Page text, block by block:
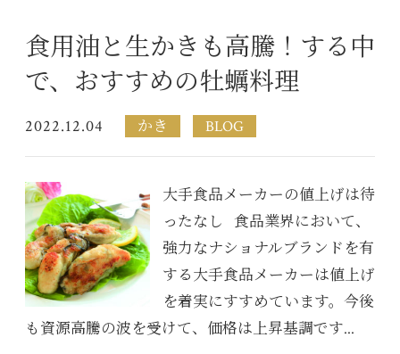
食用油と生かきも高騰！する中
で、おすすめの牡蠣料理
2022.12.04 かき BLOG
大手食品メーカーの値上げは待
ったなし 食品業界において、
強力なナショナルブランドを有
する大手食品メーカーは値上げ
を着実にすすめています。今後
も資源高騰の波を受けて、価格は上昇基調です...